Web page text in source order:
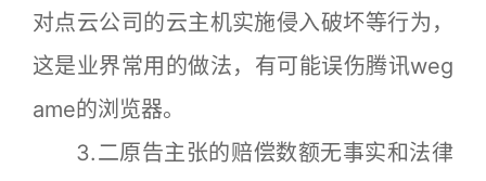
对点云公司的云主机实施侵入破坏等行为，
这是业界常用的做法，有可能误伤腾讯weg
ame的浏览器。
3.二原告主张的赔偿数额无事实和法律